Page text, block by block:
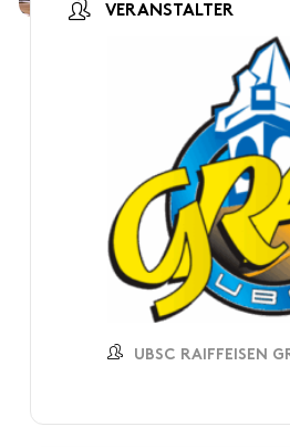
VERANSTALTER
UBSC RAIFFEISEN